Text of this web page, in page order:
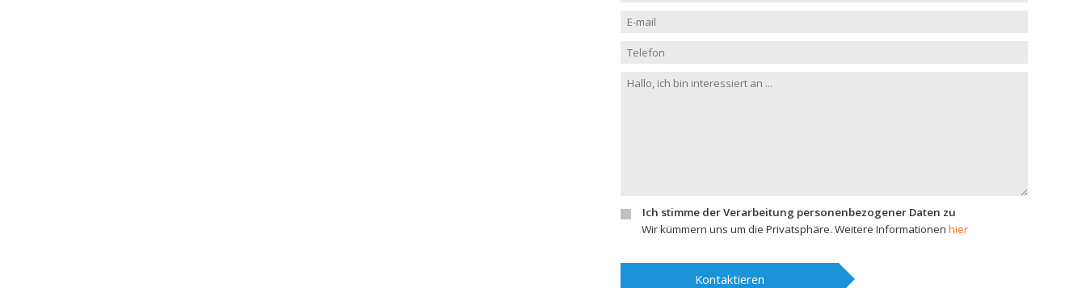
Ich stimme der Verarbeitung personenbezogener Daten zu
Wir kümmern uns um die Privatsphäre. Weitere Informationen hier
Kontaktieren